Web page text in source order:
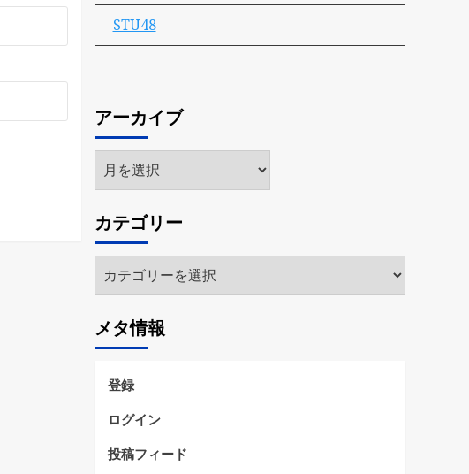
STU48
アーカイブ
ア
ー
イ
ブ
カテゴリー
テ
リ
ー
メタ情報
登録
ログイン
投稿フィード